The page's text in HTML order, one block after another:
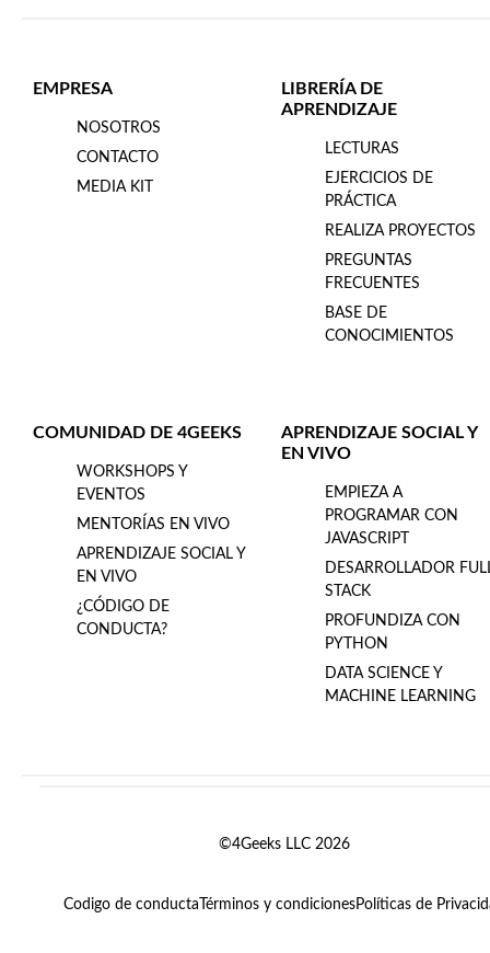
EMPRESA
NOSOTROS
CONTACTO
MEDIA KIT
LIBRERÍA DE
APRENDIZAJE
LECTURAS
EJERCICIOS DE
PRÁCTICA
REALIZA PROYECTOS
PREGUNTAS
FRECUENTES
BASE DE
CONOCIMIENTOS
COMUNIDAD DE 4GEEKS
WORKSHOPS Y
EVENTOS
MENTORÍAS EN VIVO
APRENDIZAJE SOCIAL Y
EN VIVO
¿CÓDIGO DE
CONDUCTA?
APRENDIZAJE SOCIAL Y
EN VIVO
EMPIEZA A
PROGRAMAR CON
JAVASCRIPT
DESARROLLADOR
STACK
PROFUNDIZA CON
PYTHON
DATA SCIENCE Y
MACHINE LEARNING
©4Geeks LLC 2026
Codigo de conducta Términos y condicionesPolíticas de